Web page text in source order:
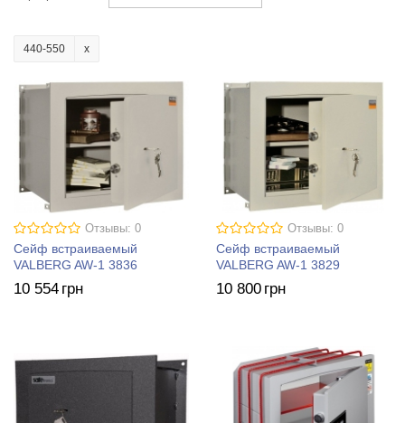
440-550
Отзывы: 0
Сейф встраиваемый
VALBERG AW-1 3836
10 554 грн
Отзывы: 0
Сейф встраиваемый
VALBERG AW-1 3829
10 800 грн